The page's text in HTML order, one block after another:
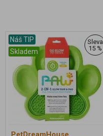
Náš TIP
Skladem
Sleva
15 %